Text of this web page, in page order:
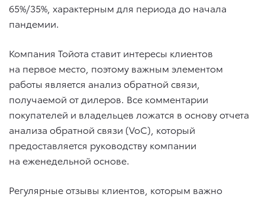
65%/35%, характерным для периода до начала
пандемии.
Компания Тойота ставит интересы клиентов
на первое место, поэтому важным элементом
работы является анализ обратной связи,
получаемой от дилеров. Все комментарии
покупателей и владельцев ложатся в основу отчета
анализа обратной связи (VoC), который
предоставляется руководству компании
на еженедельной основе.
Регулярные отзывы клиентов, которым важно